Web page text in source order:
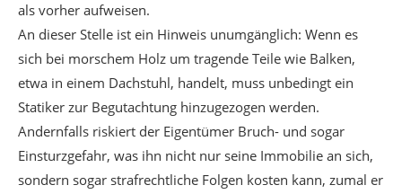
als vorher aufweisen.
An dieser Stelle ist ein Hinweis unumgänglich: Wenn es
sich bei morschem Holz um tragende Teile wie Balken,
etwa in einem Dachstuhl, handelt, muss unbedingt ein
Statiker zur Begutachtung hinzugezogen werden.
Andernfalls riskiert der Eigentümer Bruch- und sogar
Einsturzgefahr, was ihn nicht nur seine Immobilie an sich,
sondern sogar strafrechtliche Folgen kosten kann, zumal er